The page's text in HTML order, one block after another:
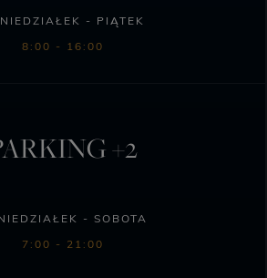
- PIĄTEK
8:00 - 16:00
+2
- SOBOTA
7:00 - 21:00